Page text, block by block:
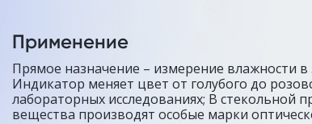
Применение
Прямое назначение – измерение влажности
Индикатор меняет цвет от голубого до
лабораторных исследованиях; В
вещества производят особые марки